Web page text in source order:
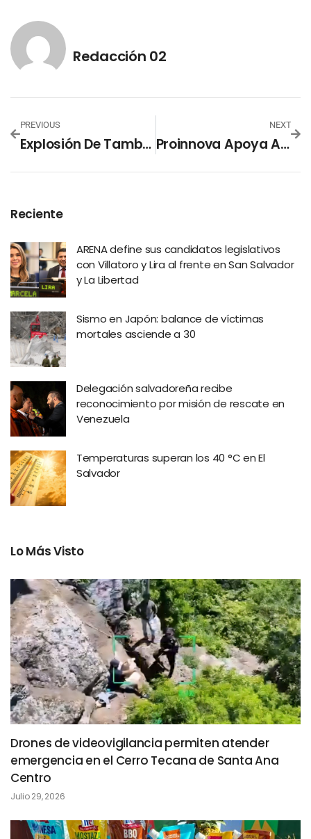
Redacción 02
PREVIOUS
Explosión De Tambo De Gas Provoca Incendio En Santa Tecla
NEXT
Proinnova Apoya A Los Emprendedores Del Oriente Del País Con Agroinnova 2022
Reciente
ARENA define sus candidatos legislativos
con Villatoro y Lira al frente en San Salvador
y La Libertad
Sismo en Japón: balance de víctimas
mortales asciende a 30
Delegación salvadoreña recibe
reconocimiento por misión de rescate en
Venezuela
Temperaturas superan los 40 °C en El
Salvador
Lo Más Visto
Drones de videovigilancia permiten atender
emergencia en el Cerro Tecana de Santa Ana
Centro
Julio 29, 2026